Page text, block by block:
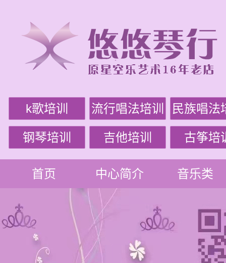
k歌培训 流行唱法培训 民族唱法
钢琴培训 吉他培训 古筝培
首页 中心简介 音乐类